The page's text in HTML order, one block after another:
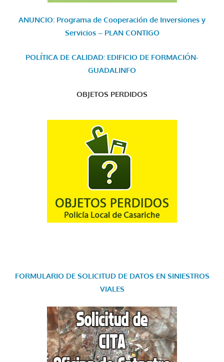
ANUNCIO: Programa de Cooperación de Inversiones y
Servicios – PLAN CONTIGO
POLÍTICA DE CALIDAD: EDIFICIO DE FORMACIÓN-
GUADALINFO
OBJETOS PERDIDOS
FORMULARIO DE SOLICITUD DE DATOS EN SINIESTROS
VIALES